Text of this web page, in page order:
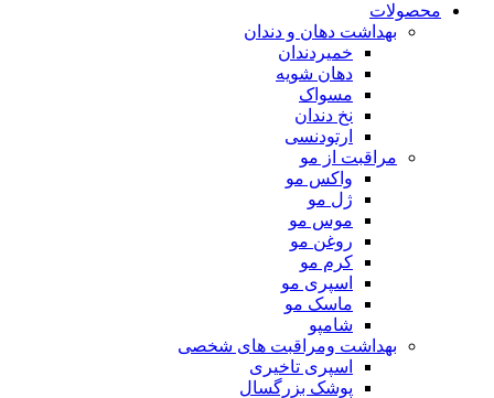
محصولات
بهداشت دهان و دندان
خمیردندان
دهان شویه
مسواک
نخ دندان
ارتودنسی
مراقبت از مو
واکس مو
ژل مو
موس مو
روغن مو
کرم مو
اسپری مو
ماسک مو
شامپو
بهداشت ومراقبت های شخصی
اسپری تاخیری
پوشک بزرگسال